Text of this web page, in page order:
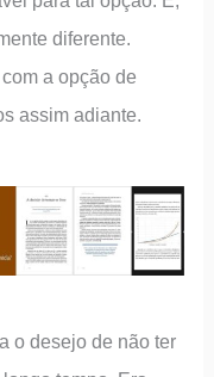
diferente.
a opção de
assim adiante.
o desejo de não ter